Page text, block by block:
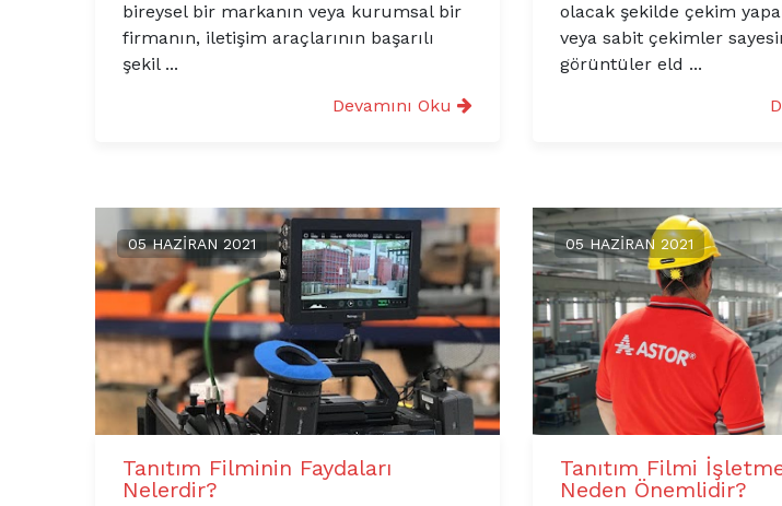
bireysel bir markanın veya kurumsal bir
firmanın, iletişim araçlarının başarılı
şekil ...
Devamını Oku
olacak şekilde çekim
veya sabit çekimler
görüntüler eld ...
05 HAZIRAN 2021
Tanıtım Filminin Faydaları
Nelerdir?
05 HAZIRAN 2021
Tanıtım Filmi
Neden Önemlidir?